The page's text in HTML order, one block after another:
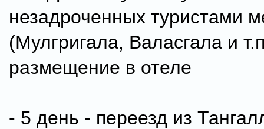
незадроченных туристами
(Мулгригала, Валасгала и
размещение в отеле
- 5 день - переезд из